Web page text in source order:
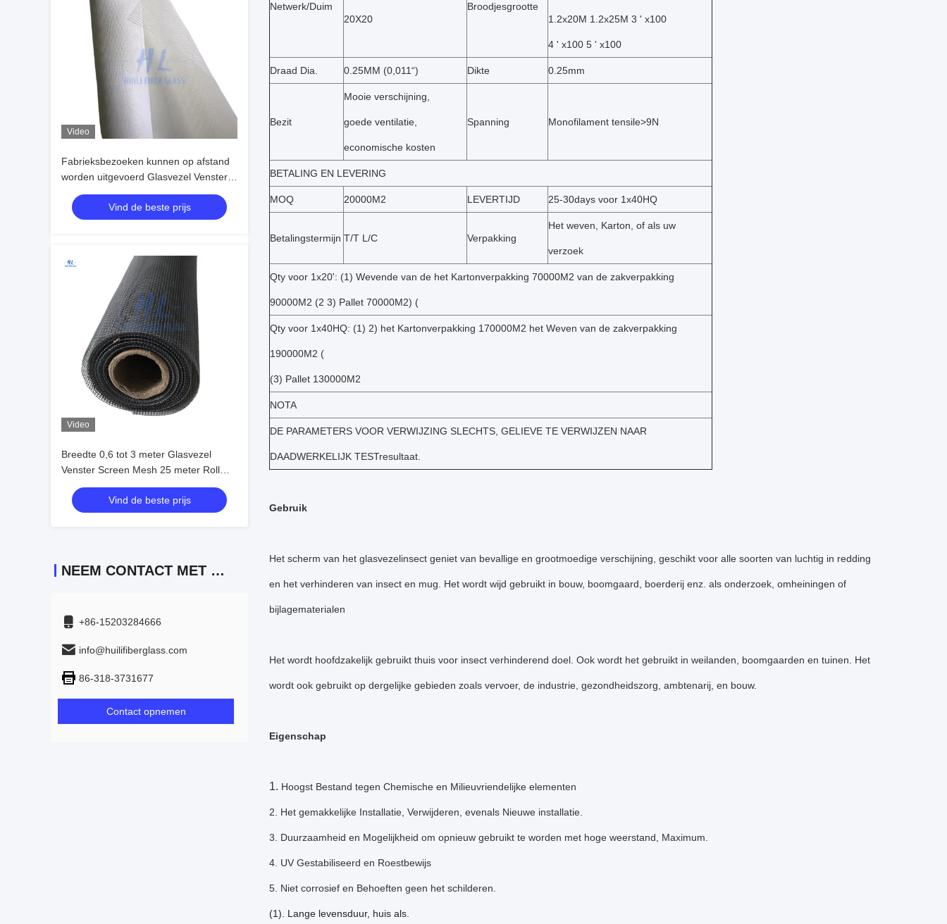
Video
Fabrieksbezoeken kunnen op afstand
worden uitgevoerd Glasvezel Venster
Scherm Gemaakt met Plain Weave en
OEM Services Biedt effectieve Venster
Insect Protection
Vind de beste prijs
Video
Breedte 0,6 tot 3 meter Glasvezel
Venster Screen Mesh 25 meter Roll
Lengte Sterk insectennet voor
langdurige vensterbescherming
Vind de beste prijs
NEEM CONTACT MET ONS OP
+86-15203284666
info@huilifiberglass.com
86-318-3731677
Contact opnemen
Netwerk/Duim
20X20
Broodjesgrootte
1.2x20M 1.2x25M 3 ' x100
4 ' x100 5 ' x100
Draad Dia. 0.25MM (0,011“) Dikte 0.25mm
Bezit
Mooie verschijning,
goede ventilatie,
economische kosten
Spanning Monofilament tensile>9N
BETALING EN LEVERING
MOQ 20000M2 LEVERTIJD 25-30days voor 1x40HQ
Betalingstermijn T/T L/C Verpakking
Het weven, Karton, of als uw
verzoek
Qty voor 1x20': (1) Wevende van de het Kartonverpakking 70000M2 van de zakverpakking
90000M2 (2 3) Pallet 70000M2) (
Qty voor 1x40HQ: (1) 2) het Kartonverpakking 170000M2 het Weven van de zakverpakking
190000M2 (
(3) Pallet 130000M2
NOTA
DE PARAMETERS VOOR VERWIJZING SLECHTS, GELIEVE TE VERWIJZEN NAAR
DAADWERKELIJK TESTresultaat.
Gebruik
Het scherm van het glasvezelinsect geniet van bevallige en grootmoedige verschijning, geschikt voor alle soorten van luchtig in redding
en het verhinderen van insect en mug. Het wordt wijd gebruikt in bouw, boomgaard, boerderij enz. als onderzoek, omheiningen of
bijlagematerialen
Het wordt hoofdzakelijk gebruikt thuis voor insect verhinderend doel. Ook wordt het gebruikt in weilanden, boomgaarden en tuinen. Het
wordt ook gebruikt op dergelijke gebieden zoals vervoer, de industrie, gezondheidszorg, ambtenarij, en bouw.
Eigenschap
1. Hoogst Bestand tegen Chemische en Milieuvriendelijke elementen
2. Het gemakkelijke Installatie, Verwijderen, evenals Nieuwe installatie.
3. Duurzaamheid en Mogelijkheid om opnieuw gebruikt te worden met hoge weerstand, Maximum.
4. UV Gestabiliseerd en Roestbewijs
5. Niet corrosief en Behoeften geen het schilderen.
(1). Lange levensduur, huis als.